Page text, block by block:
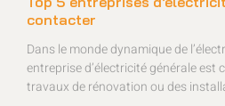
contacter
Dans le monde dynamique de
entreprise d’électricité générale est
travaux de rénovation ou des